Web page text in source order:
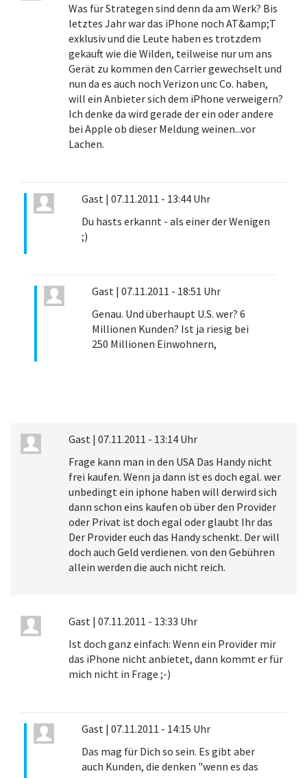
Was für Strategen sind denn da am Werk? Bis
letztes Jahr war das iPhone noch AT&amp;T
exklusiv und die Leute haben es trotzdem
gekauft wie die Wilden, teilweise nur um ans
Gerät zu kommen den Carrier gewechselt und
nun da es auch noch Verizon unc Co. haben,
will ein Anbieter sich dem iPhone verweigern?
Ich denke da wird gerade der ein oder andere
bei Apple ob dieser Meldung weinen...vor
Lachen.
Gast | 07.11.2011 - 13:44 Uhr
Du hasts erkannt - als einer der Wenigen
;)
Gast | 07.11.2011 - 18:51 Uhr
Genau. Und überhaupt U.S. wer? 6
Millionen Kunden? Ist ja riesig bei
250 Millionen Einwohnern,
Gast | 07.11.2011 - 13:14 Uhr
Frage kann man in den USA Das Handy nicht
frei kaufen. Wenn ja dann ist es doch egal. wer
unbedingt ein iphone haben will derwird sich
dann schon eins kaufen ob über den Provider
oder Privat ist doch egal oder glaubt Ihr das
Der Provider euch das Handy schenkt. Der will
doch auch Geld verdienen. von den Gebühren
allein werden die auch nicht reich.
Gast | 07.11.2011 - 13:33 Uhr
Ist doch ganz einfach: Wenn ein Provider mir
das iPhone nicht anbietet, dann kommt er für
mich nicht in Frage ;-)
Gast | 07.11.2011 - 14:15 Uhr
Das mag für Dich so sein. Es gibt aber
auch Kunden, die denken "wenn es das